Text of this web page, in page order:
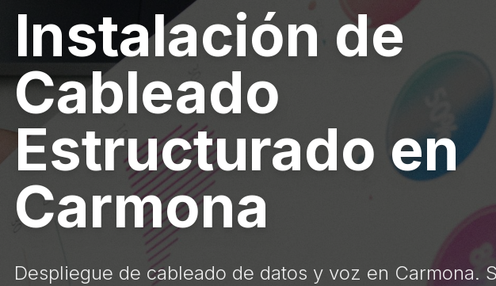
Instalación de
Cableado
Estructurado en
Carmona
Despliegue de cableado de datos y voz en Carmona.